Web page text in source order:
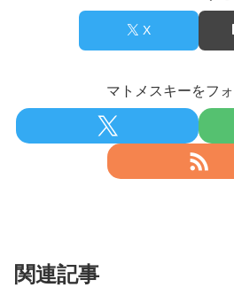
36歳の彼女と結婚したいのに、家
れない言葉が飛び出した… 他
Powered by livedoor 相互RSS
X
マトメスキーをフ
関連記事